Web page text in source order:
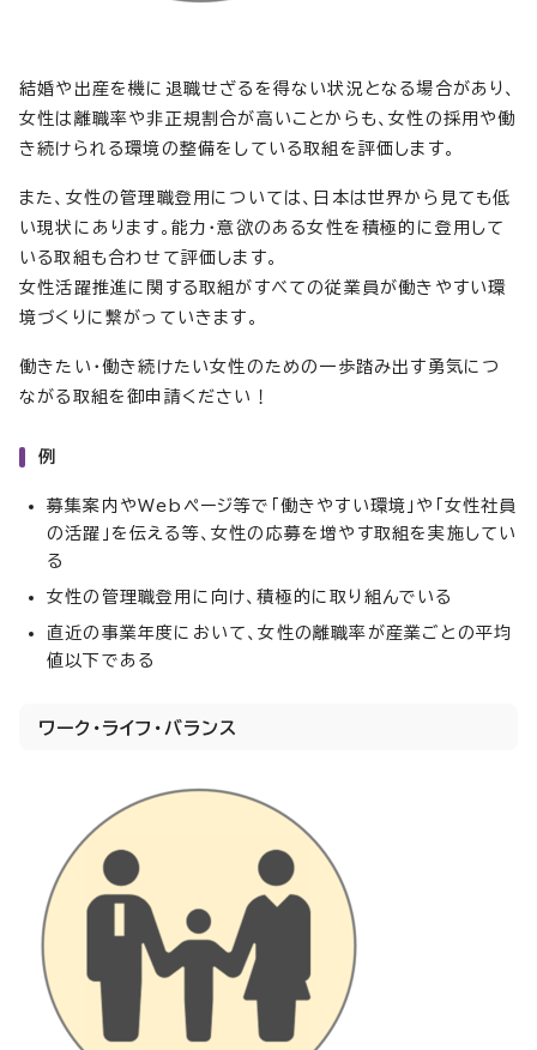
結婚や出産を機に退職せざるを得ない状況となる場合があり、
女性は離職率や非正規割合が高いことからも、女性の採用や働
き続けられる環境の整備をしている取組を評価します。
また、女性の管理職登用については、日本は世界から見ても低
い現状にあります。能力・意欲のある女性を積極的に登用して
いる取組も合わせて評価します。
女性活躍推進に関する取組がすべての従業員が働きやすい環
境づくりに繋がっていきます。
働きたい・働き続けたい女性のための一歩踏み出す勇気につ
ながる取組を御申請ください！
例
募集案内やWebページ等で「働きやすい環境」や「女性社員
の活躍」を伝える等、女性の応募を増やす取組を実施してい
る
女性の管理職登用に向け、積極的に取り組んでいる
直近の事業年度において、女性の離職率が産業ごとの平均
値以下である
ワーク・ライフ・バランス